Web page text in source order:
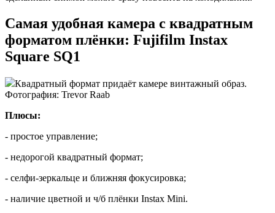
Самая удобная камера с квадратным
форматом плёнки: Fujifilm Instax
Square SQ1
Квадратный формат придаёт камере винтажный образ.
Фотография: Trevor Raab
Плюсы:
- простое управление;
- недорогой квадратный формат;
- селфи-зеркальце и ближняя фокусировка;
- наличие цветной и ч/б плёнки Instax Mini.